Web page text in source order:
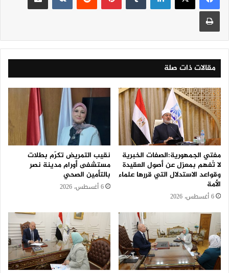
مقالات ذات صلة
مفتي الجمهورية:الصفات الخبرية
لا تُفهم بمعزل عن أصول العقيدة
وقواعد الاستدلال التي قررها علماء
الأمة
6 أغسطس، 2026
نقيب التمريض تكرّم بطلات
مستشفى أورام مدينة نصر
بالتأمين الصحي
6 أغسطس، 2026